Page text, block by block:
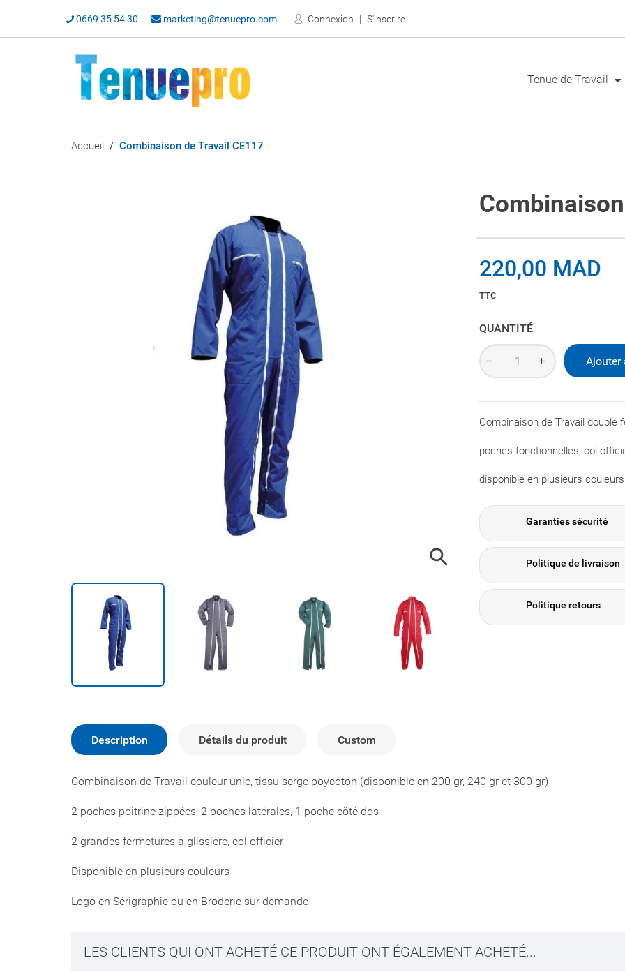
0669 35 54 30 marketing@tenuepro.com Connexion S'inscrire
Tenue de Travail
Accueil Combinaison de Travail CE117

220,00 MAD
TTC
QUANTITÉ
Ajouter
Combinaison de Travail double
poches fonctionnelles, col
disponible en plusieurs couleurs
Garanties sécurité
Politique de livraison
Politique retours
Description Détails du produit Custom
Combinaison de Travail couleur unie, tissu serge poycoton (disponible en 200 gr, 240 gr et 300 gr)
2 poches poitrine zippées, 2 poches latérales, 1 poche côté dos
2 grandes fermetures à glissière, col officier
Disponible en plusieurs couleurs
Logo en Sérigraphie ou en Broderie sur demande
LES CLIENTS QUI ONT ACHETÉ CE PRODUIT ONT ÉGALEMENT ACHETÉ...